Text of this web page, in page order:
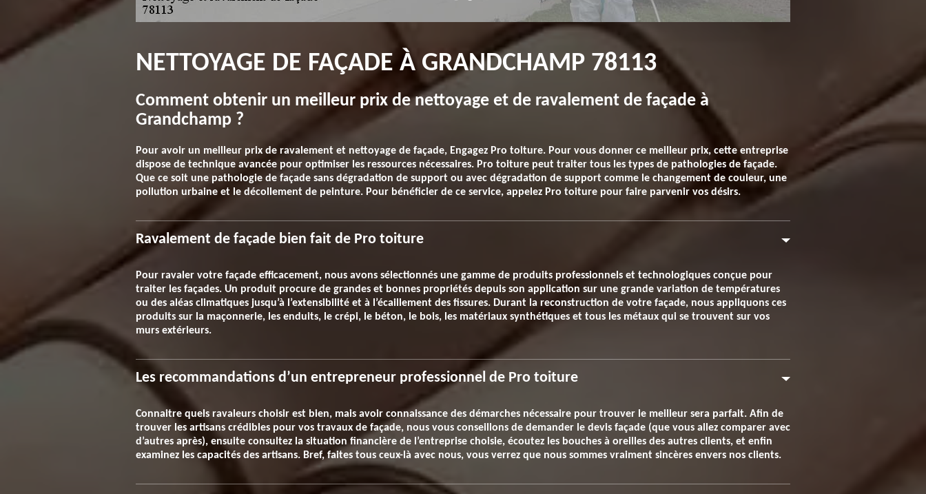
NETTOYAGE DE FAÇADE À GRANDCHAMP 78113
Comment obtenir un meilleur prix de nettoyage et de ravalement de façade à
Grandchamp ?
Pour avoir un meilleur prix de ravalement et nettoyage de façade, Engagez Pro toiture. Pour vous donner ce meilleur prix, cette entreprise
dispose de technique avancée pour optimiser les ressources nécessaires. Pro toiture peut traiter tous les types de pathologies de façade.
Que ce soit une pathologie de façade sans dégradation de support ou avec dégradation de support comme le changement de couleur, une
pollution urbaine et le décollement de peinture. Pour bénéficier de ce service, appelez Pro toiture pour faire parvenir vos désirs.
Ravalement de façade bien fait de Pro toiture
Pour ravaler votre façade efficacement, nous avons sélectionnés une gamme de produits professionnels et technologiques conçue pour
traiter les façades. Un produit procure de grandes et bonnes propriétés depuis son application sur une grande variation de températures
ou des aléas climatiques jusqu’à l’extensibilité et à l’écaillement des fissures. Durant la reconstruction de votre façade, nous appliquons ces
produits sur la maçonnerie, les enduits, le crépi, le béton, le bois, les matériaux synthétiques et tous les métaux qui se trouvent sur vos
murs extérieurs.
Les recommandations d’un entrepreneur professionnel de Pro toiture
Connaitre quels ravaleurs choisir est bien, mais avoir connaissance des démarches nécessaire pour trouver le meilleur sera parfait. Afin de
trouver les artisans crédibles pour vos travaux de façade, nous vous conseillons de demander le devis façade (que vous allez comparer avec
d’autres après), ensuite consultez la situation financière de l’entreprise choisie, écoutez les bouches à oreilles des autres clients, et enfin
examinez les capacités des artisans. Bref, faites tous ceux-là avec nous, vous verrez que nous sommes vraiment sincères envers nos clients.